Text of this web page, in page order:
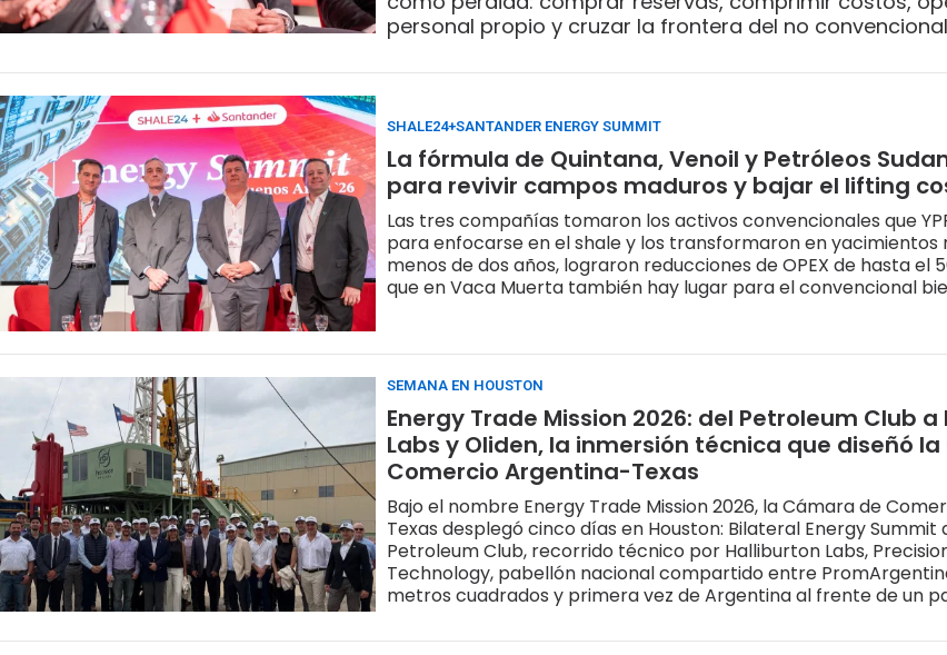
personal propio y cruzar la frontera del no
SHALE24+SANTANDER ENERGY SUMMIT
La fórmula de Quintana, Venoil y Petróleos
para revivir campos maduros y bajar el lifting
Las tres compañías tomaron los activos convencionales que
para enfocarse en el shale y los transformaron en yacimientos
menos de dos años, lograron reducciones de OPEX de hasta el
que en Vaca Muerta también hay lugar para el convencional
SEMANA EN HOUSTON
Energy Trade Mission 2026: del Petroleum Club
Labs y Oliden, la inmersión técnica que diseñó
Comercio Argentina-Texas
Bajo el nombre Energy Trade Mission 2026, la Cámara de
Texas desplegó cinco días en Houston: Bilateral Energy Summit
Petroleum Club, recorrido técnico por Halliburton Labs,
Technology, pabellón nacional compartido entre
metros cuadrados y primera vez de Argentina al frente de un
atacó una capa específica del cuello de botella tecnológico de